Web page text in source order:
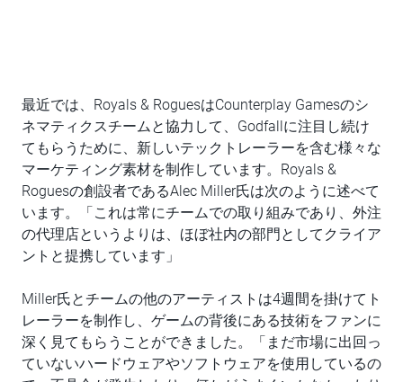
最近では、Royals & RoguesはCounterplay Gamesのシ
ネマティクスチームと協力して、Godfallに注目し続け
てもらうために、新しいテックトレーラーを含む様々な
マーケティング素材を制作しています。Royals &
Roguesの創設者であるAlec Miller氏は次のように述べて
います。「これは常にチームでの取り組みであり、外注
の代理店というよりは、ほぼ社内の部門としてクライア
ントと提携しています」
Miller氏とチームの他のアーティストは4週間を掛けてト
レーラーを制作し、ゲームの背後にある技術をファンに
深く見てもらうことができました。「まだ市場に出回っ
ていないハードウェアやソフトウェアを使用しているの